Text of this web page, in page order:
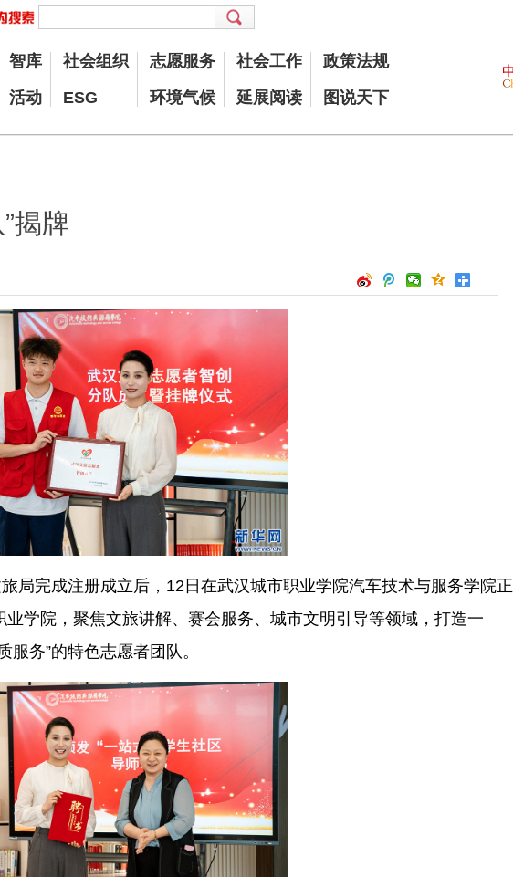
智库
活动
社会组织
ESG
志愿服务
环境气候
社会工作
延展阅读
政策法规
图说天下
揭牌
局完成注册成立后，12日在武汉城市职业学院汽车技术与服务学院正
学院，聚焦文旅讲解、赛会服务、城市文明引导等领域，打造一
务”的特色志愿者团队。